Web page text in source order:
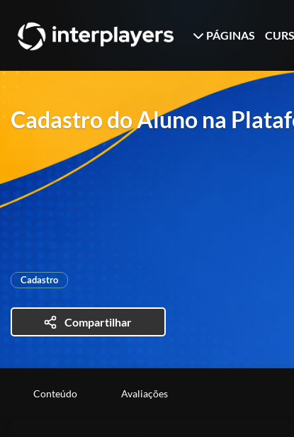
PÁGINAS
Cadastro do Aluno na
Cadastro
Compartilhar
Conteúdo Avaliações